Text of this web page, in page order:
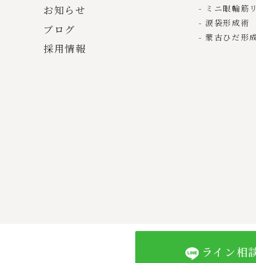
お知らせ
ブログ
採用情報
ミニ眼輪筋
涙袋形成術
蒙古ひだ形
ライン相